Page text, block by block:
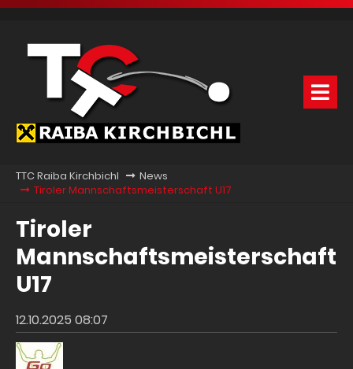
TTC Raiba Kirchbichl
News
Tiroler Mannschaftsmeisterschaft U17
Tiroler
Mannschaftsmeisterschaft
U17
12.10.2025 08:07